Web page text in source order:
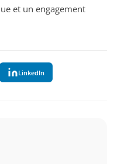
et un engagement
LinkedIn